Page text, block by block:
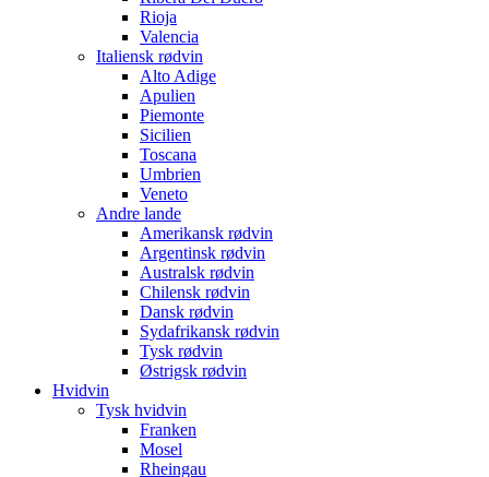
Rioja
Valencia
Italiensk rødvin
Alto Adige
Apulien
Piemonte
Sicilien
Toscana
Umbrien
Veneto
Andre lande
Amerikansk rødvin
Argentinsk rødvin
Australsk rødvin
Chilensk rødvin
Dansk rødvin
Sydafrikansk rødvin
Tysk rødvin
Østrigsk rødvin
Hvidvin
Tysk hvidvin
Franken
Mosel
Rheingau